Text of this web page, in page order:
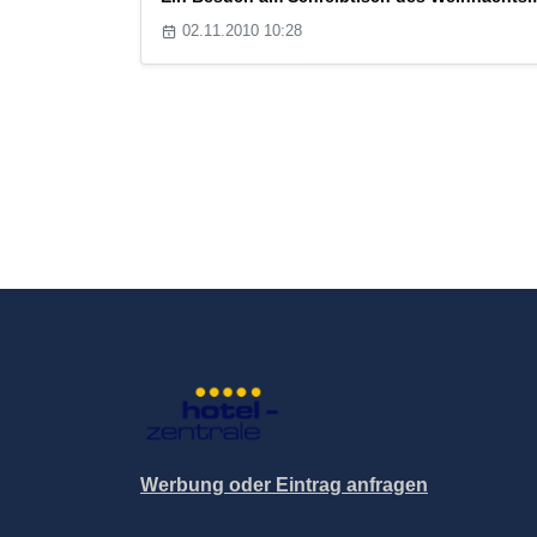
02.11.2010 10:28
Werbung oder Eintrag anfragen